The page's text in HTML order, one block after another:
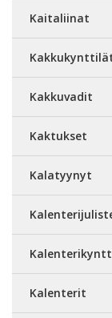
Kaitaliinat
Kakkuvadit
Kaktukset
Kalatyynyt
Kalenterit